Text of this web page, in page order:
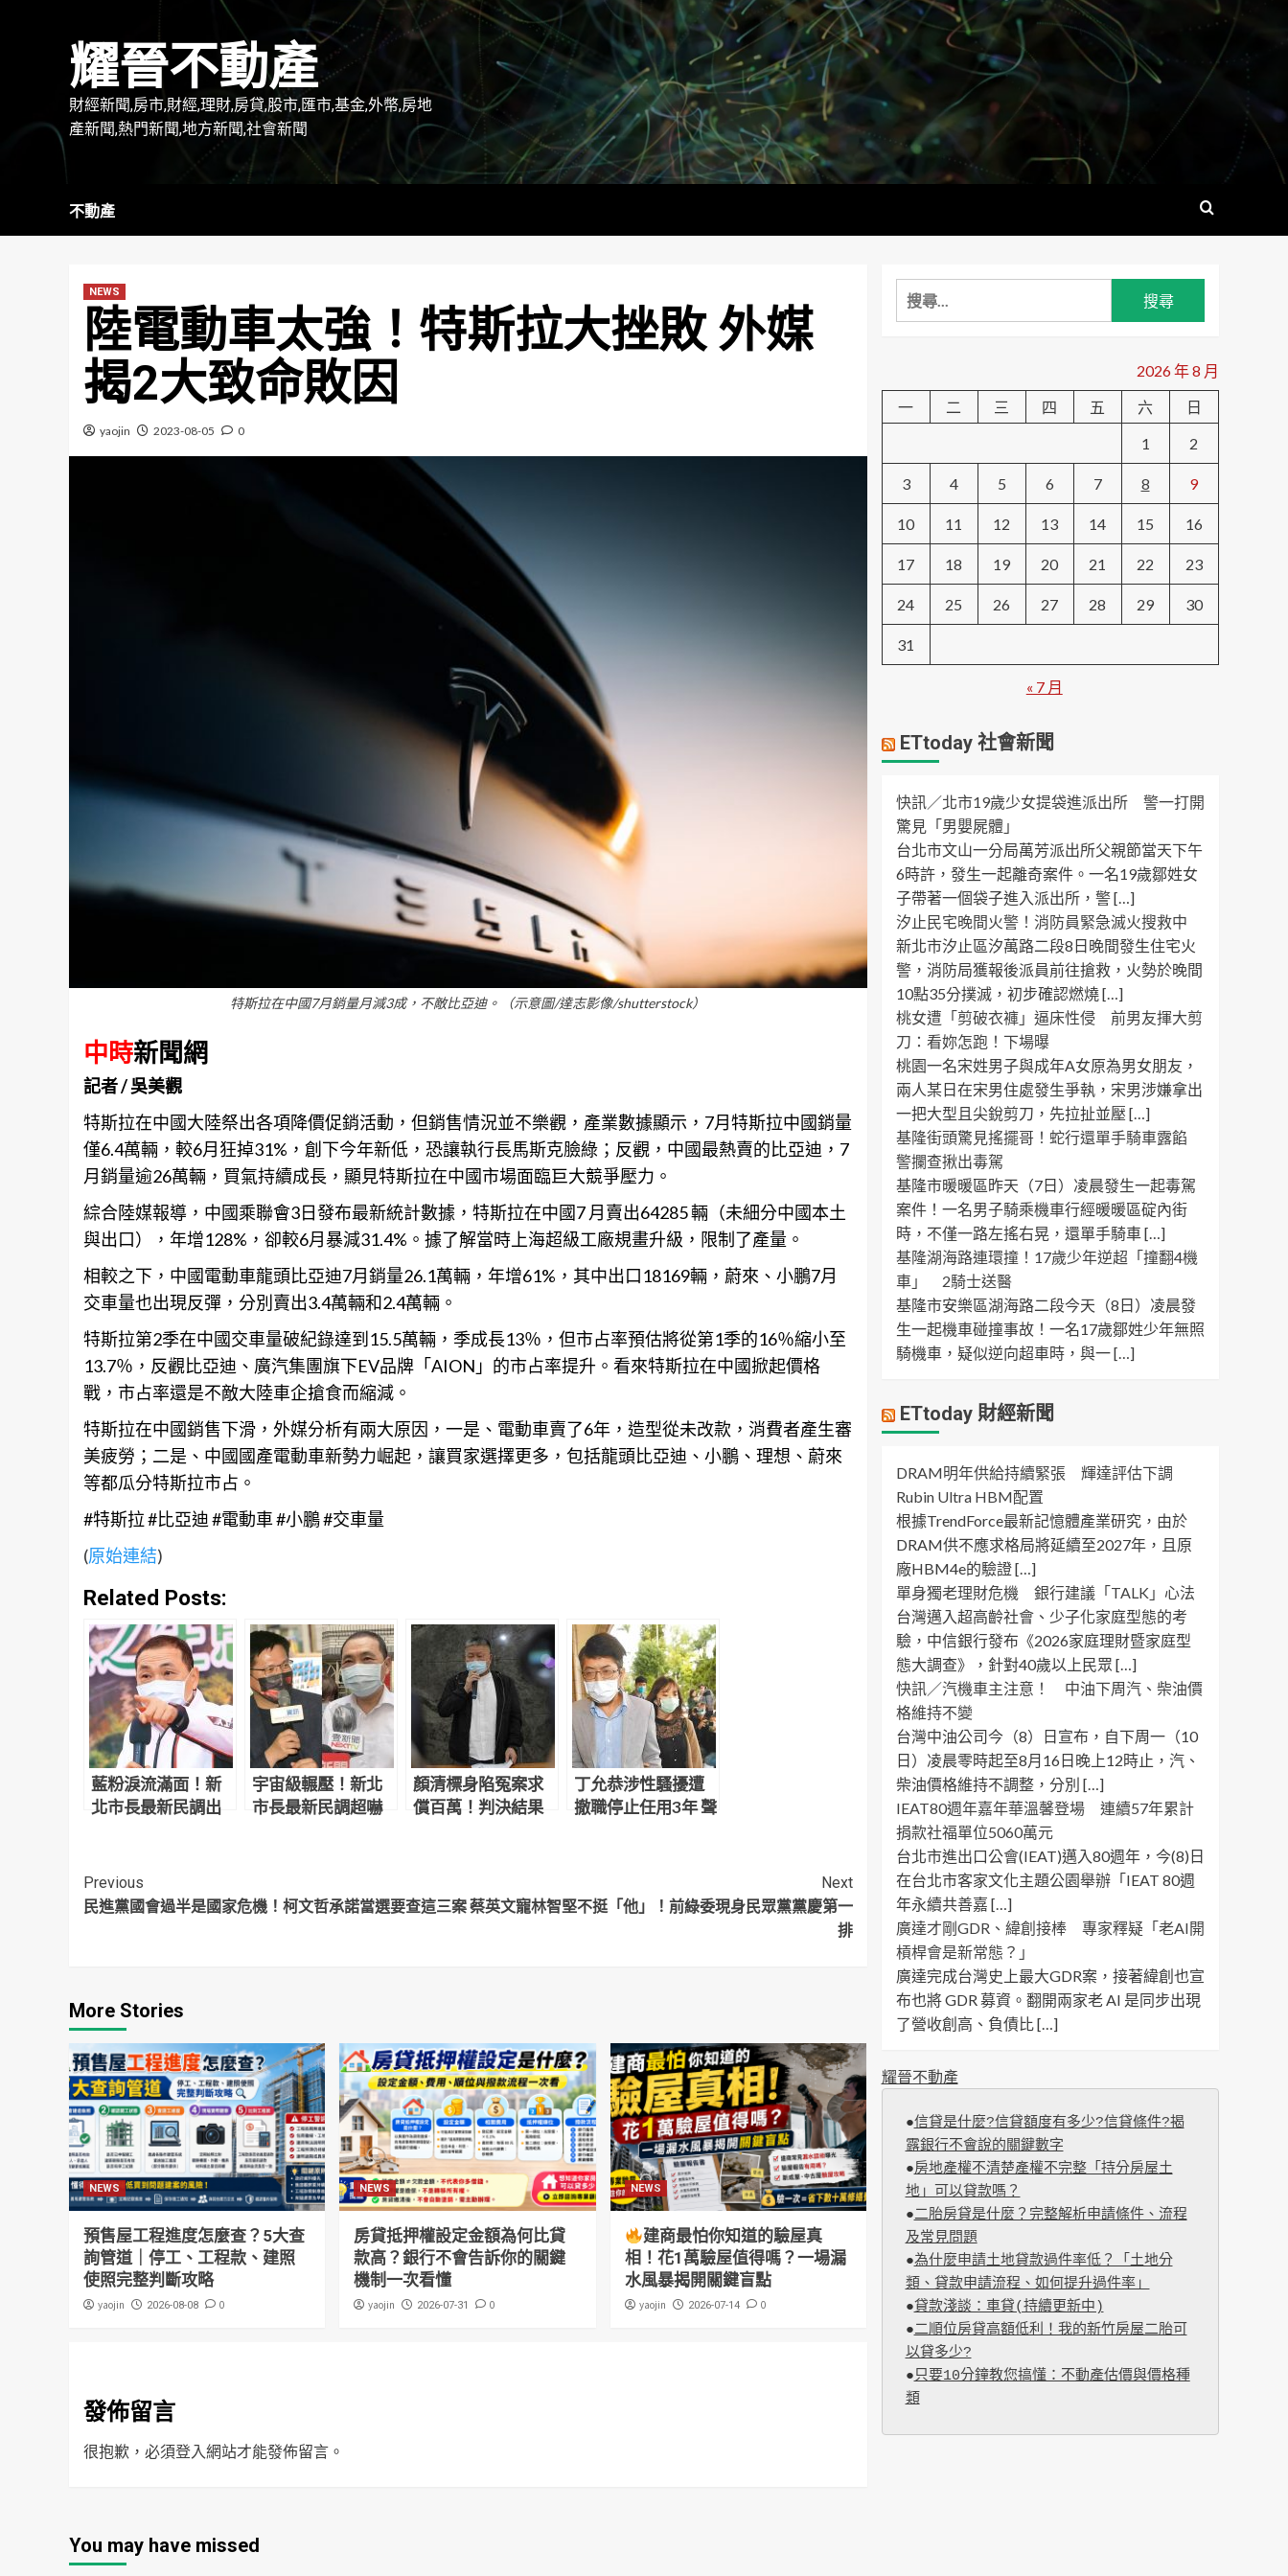
耀晉不動產
財經新聞,房市,財經,理財,房貸,股市,匯市,基金,外幣,房地
產新聞,熱門新聞,地方新聞,社會新聞
不動產
NEWS
陸電動車太強！特斯拉大挫敗 外媒
揭2大致命敗因
yaojin 2023-08-05 0
特斯拉在中國7月銷量月減3成，不敵比亞迪。（示意圖/達志影像/shutterstock）
中時新聞網
記者 / 吳美觀
特斯拉在中國大陸祭出各項降價促銷活動，但銷售情況並不樂觀， 產業數據顯示，7月特斯拉中國銷量
僅6.4萬輛，較6月狂掉31%，創下今年新低，恐讓執行長馬斯克臉綠；反觀，中國最熱賣的比亞迪，7
月銷量逾26萬輛，買氣持續成長，顯見特斯拉在中國市場面臨巨大競爭壓力。
綜合陸媒報導，中國乘聯會3日發布最新統計數據，特斯拉在中國7 月賣出64285 輛（未細分中國本土
與出口），年增128%，卻較6月暴減31.4%。據了解當時上海超級工廠規畫升級，限制了產量。
相較之下，中國電動車龍頭比亞迪7月銷量26.1萬輛，年增61%，其中出口18169輛，蔚來、小鵬7月
交車量也出現反彈，分別賣出3.4萬輛和2.4萬輛。
特斯拉第2季在中國交車量破紀錄達到15.5萬輛，季成長13％，但市占率預估將從第1季的16％縮小至
13.7％，反觀比亞迪、廣汽集團旗下EV品牌「AION」的市占率提升。看來特斯拉在中國掀起價格
戰，市占率還是不敵大陸車企搶食而縮減。
特斯拉在中國銷售下滑，外媒分析有兩大原因，一是、電動車賣了6年，造型從未改款，消費者產生審
美疲勞；二是、中國國產電動車新勢力崛起，讓買家選擇更多，包括龍頭比亞迪、小鵬、理想、蔚來
等都瓜分特斯拉市占。
#特斯拉 #比亞迪 #電動車 #小鵬 #交車量
(原始連結)
Related Posts:
藍粉淚流滿面！新
北市長最新民調出
宇宙級輾壓！新北
市長最新民調超嚇
顏清標身陷冤案求
償百萬！判決結果
丁允恭涉性騷擾遭
撤職停止任用3年 聲
Continue
Reading
Previous
民進黨國會過半是國家危機！柯文哲承諾當選要查這三案
Next
蔡英文寵林智堅不挺「他」！前綠委現身民眾黨黨慶第一
排
More Stories
NEWS
預售屋工程進度怎麼查？5大查
詢管道｜停工、工程款、建照
使照完整判斷攻略
yaojin 2026-08-08 0
NEWS
房貸抵押權設定金額為何比貸
款高？銀行不會告訴你的關鍵
機制一次看懂
yaojin 2026-07-31 0
NEWS
建商最怕你知道的驗屋真
相！花1萬驗屋值得嗎？一場漏
水風暴揭開關鍵盲點
yaojin 2026-07-14 0
發佈留言
很抱歉，必須登入網站才能發佈留言。
搜
尋
字:
2026 年 8 月
一
二 三 四 五 六
日
1
2
3 4 5 6 7 8 9
10 11 12 13 14 15 16
17 18 19 20 21 22 23
24 25 26 27 28 29 30
31
« 7 月
ETtoday 社會新聞
快訊／北市19歲少女提袋進派出所 警一打開
驚見「男嬰屍體」
台北市文山一分局萬芳派出所父親節當天下午
6時許，發生一起離奇案件。一名19歲鄒姓女
子帶著一個袋子進入派出所，警 […]
汐止民宅晚間火警！消防員緊急滅火搜救中
新北市汐止區汐萬路二段8日晚間發生住宅火
警，消防局獲報後派員前往搶救，火勢於晚間
10點35分撲滅，初步確認燃燒 […]
桃女遭「剪破衣褲」逼床性侵 前男友揮大剪
刀：看妳怎跑！下場曝
桃園一名宋姓男子與成年A女原為男女朋友，
兩人某日在宋男住處發生爭執，宋男涉嫌拿出
一把大型且尖銳剪刀，先拉扯並壓 […]
基隆街頭驚見搖擺哥！蛇行還單手騎車露餡
警攔查揪出毒駕
基隆市暖暖區昨天（7日）凌晨發生一起毒駕
案件！一名男子騎乘機車行經暖暖區碇內街
時，不僅一路左搖右晃，還單手騎車 […]
基隆湖海路連環撞！17歲少年逆超「撞翻4機
車」 2騎士送醫
基隆市安樂區湖海路二段今天（8日）凌晨發
生一起機車碰撞事故！一名17歲鄒姓少年無照
騎機車，疑似逆向超車時，與一 […]
ETtoday 財經新聞
DRAM明年供給持續緊張 輝達評估下調
Rubin Ultra HBM配置
根據TrendForce最新記憶體產業研究，由於
DRAM供不應求格局將延續至2027年，且原
廠HBM4e的驗證 […]
單身獨老理財危機 銀行建議「TALK」心法
台灣邁入超高齡社會、少子化家庭型態的考
驗，中信銀行發布《2026家庭理財暨家庭型
態大調查》，針對40歲以上民眾 […]
快訊／汽機車主注意！ 中油下周汽、柴油價
格維持不變
台灣中油公司今（8）日宣布，自下周一（10
日）凌晨零時起至8月16日晚上12時止，汽、
柴油價格維持不調整，分別 […]
IEAT80週年嘉年華溫馨登場 連續57年累計
捐款社福單位5060萬元
台北市進出口公會(IEAT)邁入80週年，今(8)日
在台北市客家文化主題公園舉辦「IEAT 80週
年永續共善嘉 […]
廣達才剛GDR、緯創接棒 專家釋疑「老AI開
槓桿會是新常態？」
廣達完成台灣史上最大GDR案，接著緯創也宣
布也將 GDR 募資。翻開兩家老 AI 是同步出現
了營收創高、負債比 […]
耀晉不動產
●信貸是什麼?信貸額度有多少?信貸條件?揭
露銀行不會說的關鍵數字
●房地產權不清楚產權不完整「持分房屋土
地」可以貸款嗎？
●二胎房貸是什麼？完整解析申請條件、流程
及常見問題
●為什麼申請土地貸款過件率低？「土地分
類、貸款申請流程、如何提升過件率」
●貸款淺談：車貸(持續更新中)
●二順位房貸高額低利！我的新竹房屋二胎可
以貸多少?
●只要10分鐘教您搞懂：不動產估價與價格種
類
You may have missed